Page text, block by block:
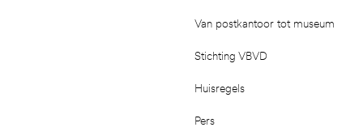
Van postkantoor tot museum
Stichting VBVD
Huisregels
Pers